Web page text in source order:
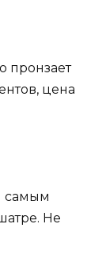
пронзает
цена
самым
Не